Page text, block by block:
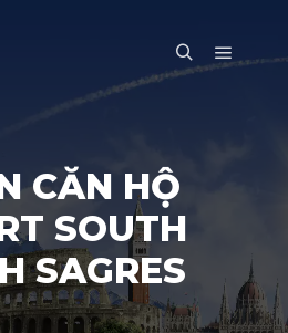
CĂN HỘ
SOUTH
SAGRES